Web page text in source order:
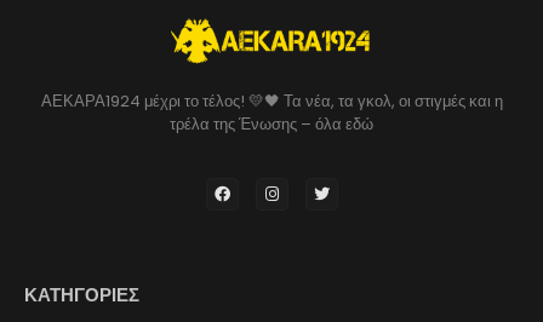
ΑΕΚΑΡΑ1924 μέχρι το τέλος! 💛🖤 Τα νέα, τα γκολ, οι στιγμές και η
τρέλα της Ένωσης – όλα εδώ
ΚΑΤΗΓΟΡΙΕΣ